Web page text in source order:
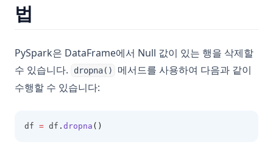
법
PySpark은 DataFrame에서 Null 값이 있는 행을 삭제할
수 있습니다.
dropna()
메서드를 사용하여 다음과 같이
수행할 수 있습니다:
df = df . dropna ()